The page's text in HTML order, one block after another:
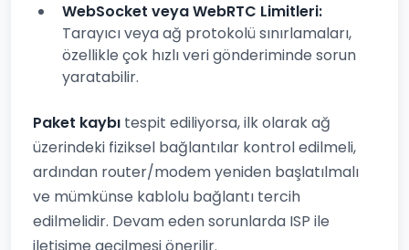
WebSocket veya WebRTC Limitleri:
Tarayıcı veya ağ protokolü sınırlamaları,
özellikle çok hızlı veri gönderiminde sorun
yaratabilir.
Paket kaybı tespit ediliyorsa, ilk olarak ağ
üzerindeki fiziksel bağlantılar kontrol edilmeli,
ardından router/modem yeniden başlatılmalı
ve mümkünse kablolu bağlantı tercih
edilmelidir. Devam eden sorunlarda ISP ile